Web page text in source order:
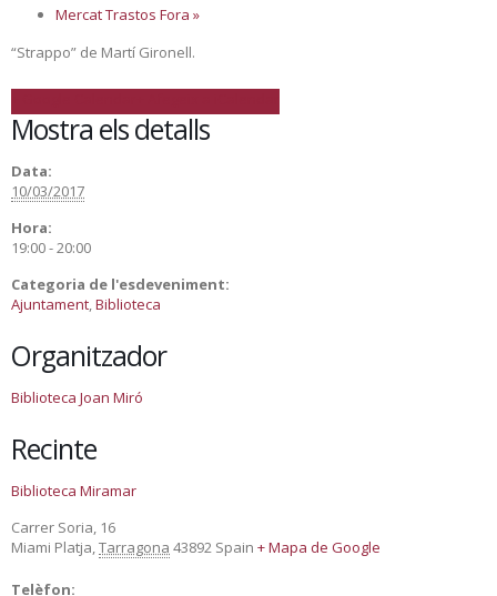
Mercat Trastos Fora »
“Strappo” de Martí Gironell.
Mostra els detalls
Data:
10/03/2017
Hora:
19:00 - 20:00
Categoria de l'esdeveniment:
Ajuntament,Biblioteca
Organitzador
Biblioteca Joan Miró
Recinte
Biblioteca Miramar
Carrer Soria, 16
Miami Platja,Tarragona 43892 Spain + Mapa de Google
Telèfon: